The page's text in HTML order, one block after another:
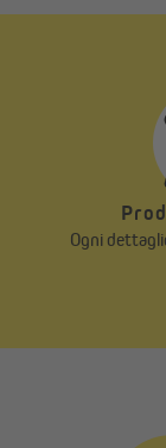
Ogni